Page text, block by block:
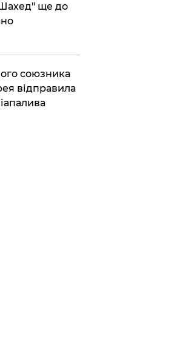
ще до
союзника
відправила